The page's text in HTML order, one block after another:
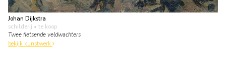
Johan Dijkstra
schilderij • te koop
Twee fietsende veldwachters
bekijk kunstwerk